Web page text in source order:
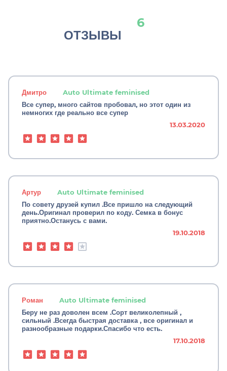
ОТЗЫВЫ
6
Дмитро
Auto Ultimate feminised
Все супер, много сайтов пробовал, но этот один из
немногих где реально все супер
13.03.2020
Артур
Auto Ultimate feminised
По совету друзей купил .Все пришло на следующий
день.Оригинал проверил по коду. Семка в бонус
приятно.Останусь с вами.
19.10.2018
Роман
Auto Ultimate feminised
Беру не раз доволен всем .Сорт великолепный ,
сильный .Всегда быстрая доставка , все оригинал и
разнообразные подарки.Спасибо что есть.
17.10.2018